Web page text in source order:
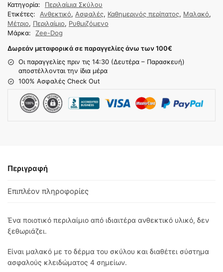
Κατηγορία:
Περιλαίμια Σκύλου
Ετικέτες:
Ανθεκτικό, Ασφαλές, Καθημερινός περίπατος, Μαλακό,
Μέτριο, Περιλαίμιο, Ρυθμιζόμενο
Μάρκα:
Zee-Dog
Δωρεάν μεταφορικά σε παραγγελίες άνω των 100€
Οι παραγγελίες πριν τις 14:30 (Δευτέρα – Παρασκευή)
αποστέλλονται την ίδια μέρα
100% Ασφαλές Check Out
Περιγραφή
Επιπλέον πληροφορίες
Ένα ποιοτικό περιλαίμιο από ιδιαιτέρα ανθεκτικό υλικό, δεν
ξεθωριάζει.
Είναι μαλακό με το δέρμα του σκύλου και διαθέτει σύστημα
ασφαλούς κλειδώματος 4 σημείων.